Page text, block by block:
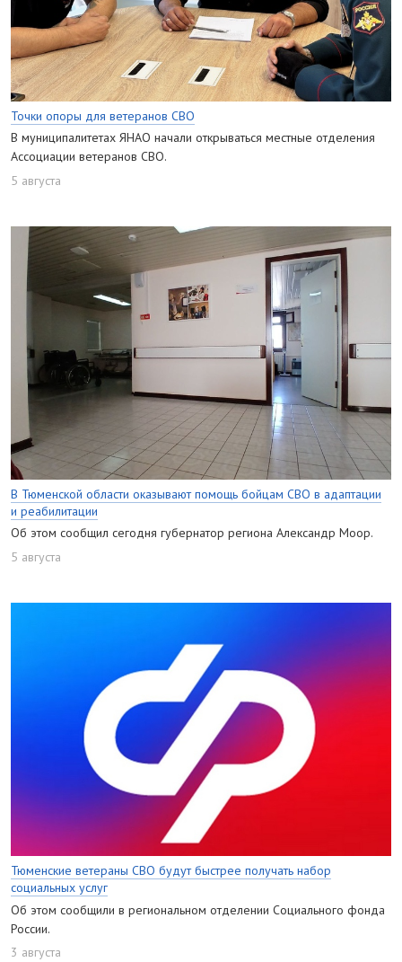
Точки опоры для ветеранов СВО
В муниципалитетах ЯНАО начали открываться местные отделения
Ассоциации ветеранов СВО.
5 августа
В Тюменской области оказывают помощь бойцам СВО в адаптации
и реабилитации
Об этом сообщил сегодня губернатор региона Александр Моор.
5 августа
Тюменские ветераны СВО будут быстрее получать набор
социальных услуг
Об этом сообщили в региональном отделении Социального фонда
России.
3 августа